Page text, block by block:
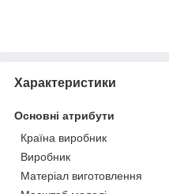
Характеристики
Основні атрибути
Країна виробник
Виробник
Матеріал виготовлення